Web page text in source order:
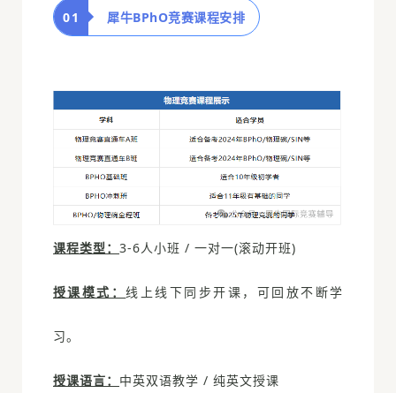
01 犀牛BPhO竞赛课程安排
课程类型： 3-6人小班 / 一对一(滚动开班)
授课模式：线上线下同步开课，可回放不断学
习。
授课语言： 中英双语教学 / 纯英文授课